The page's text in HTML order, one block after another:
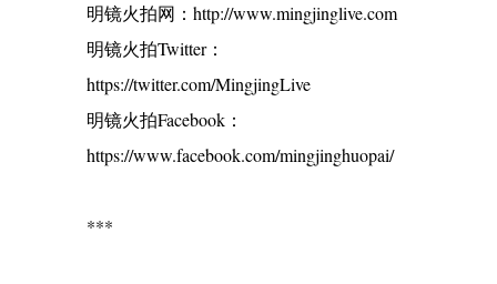
明镜火拍网：http://www.mingjinglive.com
明镜火拍Twitter：
https://twitter.com/MingjingLive
明镜火拍Facebook：
https://www.facebook.com/mingjinghuopai/
***